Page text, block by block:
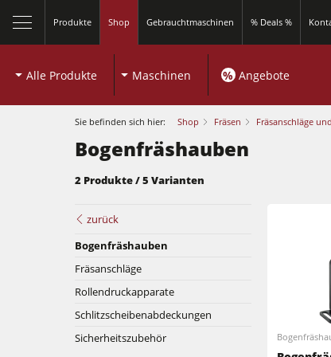
Produkte Shop Gebrauchtmaschinen % Deals %
Fräsmaschinen
Kombimaschinen
Kantenanleimmaschinen
Fräsmaschinen
Alle Produkte Maschinen % Angebote
Sie befinden sich hier: Shop Fräsen Fräsanschläge
Bogenfräshauben
2 Produkte / 5 Varianten
zurück
Bogenfräshauben
Fräsanschläge
Rollendruckapparate
Schlitzscheibenabdeckungen
Sicherheitszubehör